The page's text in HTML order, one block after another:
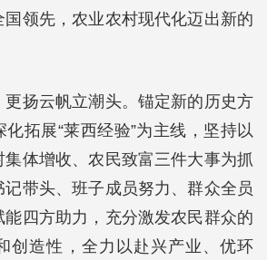
领先，农业农村现代化迈出新的
更扬云帆立潮头。锚定新的历史方
拓展“莱西经验”为主线，坚持以
集体增收、农民致富三件大事为抓
带头、班子成员努力、群众全员
四方助力，充分激发农民群众的
创造性，全力以赴兴产业、优环